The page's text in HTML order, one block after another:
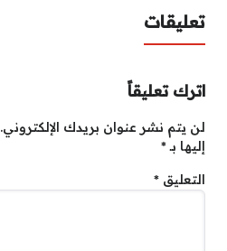
تعليقات
اترك تعليقاً
لن يتم نشر عنوان بريدك الإلكتروني.
إليها بـ*
التعليق *